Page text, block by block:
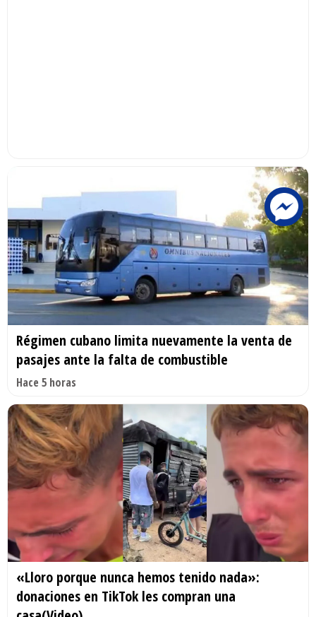
Régimen cubano limita nuevamente la venta de
pasajes ante la falta de combustible
Hace 5 horas
«Lloro porque nunca hemos tenido nada»:
donaciones en TikTok les compran una